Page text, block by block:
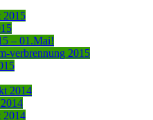
2015
– 01.Mai!
verbrennung 2015
2014
2014